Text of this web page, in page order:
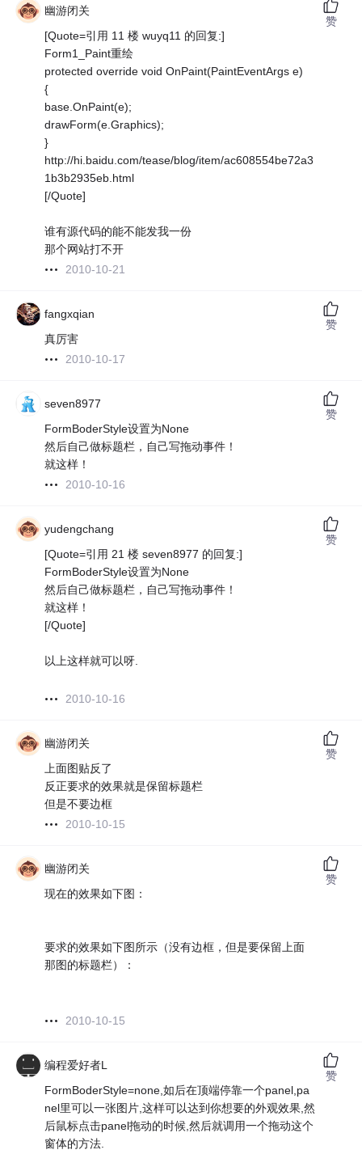
幽游闭关
[Quote=引用 11 楼 wuyq11 的回复:]
Form1_Paint重绘
protected override void OnPaint(PaintEventArgs e)
{
base.OnPaint(e);
drawForm(e.Graphics);
}
http://hi.baidu.com/tease/blog/item/ac608554be72a3
1b3b2935eb.html
[/Quote]
谁有源代码的能不能发我一份
那个网站打不开
2010-10-21
赞
fangxqian
真厉害
2010-10-17
赞
seven8977
FormBoderStyle设置为None
然后自己做标题栏，自己写拖动事件！
就这样！
2010-10-16
赞
yudengchang
[Quote=引用 21 楼 seven8977 的回复:]
FormBoderStyle设置为None
然后自己做标题栏，自己写拖动事件！
就这样！
[/Quote]
以上这样就可以呀.
2010-10-16
赞
幽游闭关
上面图贴反了
反正要求的效果就是保留标题栏
但是不要边框
2010-10-15
赞
幽游闭关
现在的效果如下图：
要求的效果如下图所示（没有边框，但是要保留上面
那图的标题栏）：
2010-10-15
赞
编程爱好者L
FormBoderStyle=none,如后在顶端停靠一个panel,pa
nel里可以一张图片,这样可以达到你想要的外观效果,然
后鼠标点击panel拖动的时候,然后就调用一个拖动这个
窗体的方法.
赞